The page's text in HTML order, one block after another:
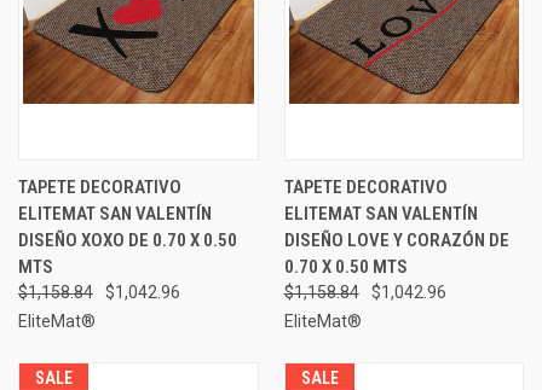
TAPETE DECORATIVO
ELITEMAT SAN VALENTÍN
DISEÑO XOXO DE 0.70 X 0.50
MTS
$1,158.84
$1,042.96
EliteMat®
TAPETE DECORATIVO
ELITEMAT SAN VALENTÍN
DISEÑO LOVE Y CORAZÓN DE
0.70 X 0.50 MTS
$1,158.84
$1,042.96
EliteMat®
SALE SALE